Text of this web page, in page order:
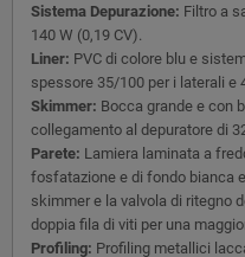
Sistema Depurazione: Filtro a
140 W (0,19 CV).
Liner: PVC di colore blu e
spessore 35/100 per i laterali e
Skimmer: Bocca grande e con
collegamento al depuratore di
Parete: Lamiera laminata a
fosfatazione e di fondo bianca
skimmer e la valvola di ritegno
doppia fila di viti per una
Profiling: Profiling metallici